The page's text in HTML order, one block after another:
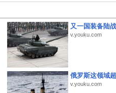
又一国装备陆
v.youku.com
俄罗斯这领域
v.youku.com